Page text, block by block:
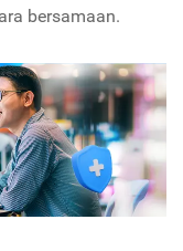
bersamaan.